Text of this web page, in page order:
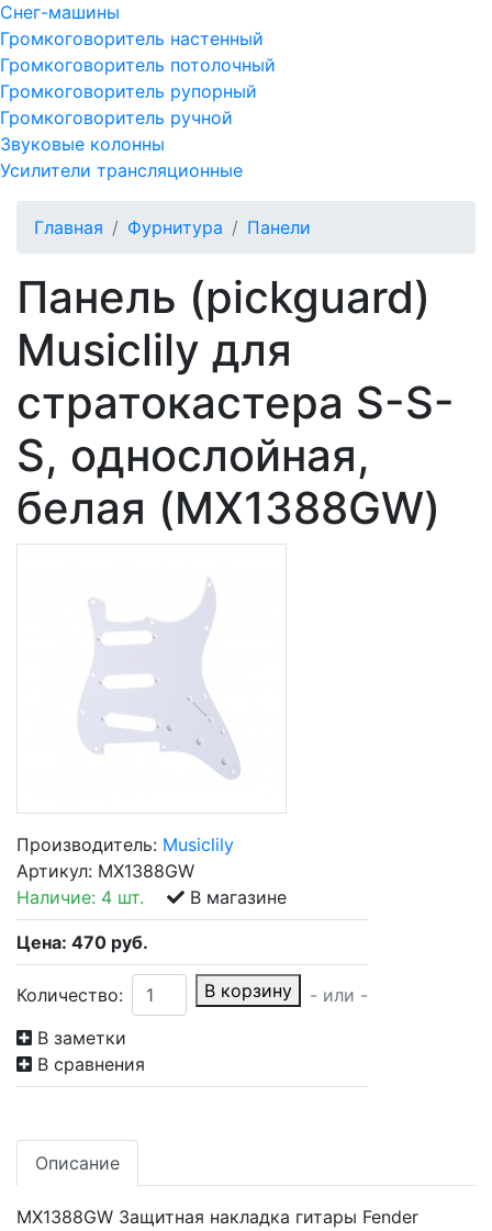
Снег-машины
Громкоговоритель настенный
Громкоговоритель потолочный
Громкоговоритель рупорный
Громкоговоритель ручной
Звуковые колонны
Усилители трансляционные
Главная Фурнитура Панели
Панель (pickguard)
Musiclily для
стратокастера S-S-
S, однослойная,
белая (MX1388GW)
Производитель: Musiclily
Артикул: MX1388GW
Наличие: 4 шт. В магазине
Цена: 470 руб.
Количество: В корзину
- или -
В заметки
В сравнения
Описание
MX1388GW Защитная накладка гитары Fender